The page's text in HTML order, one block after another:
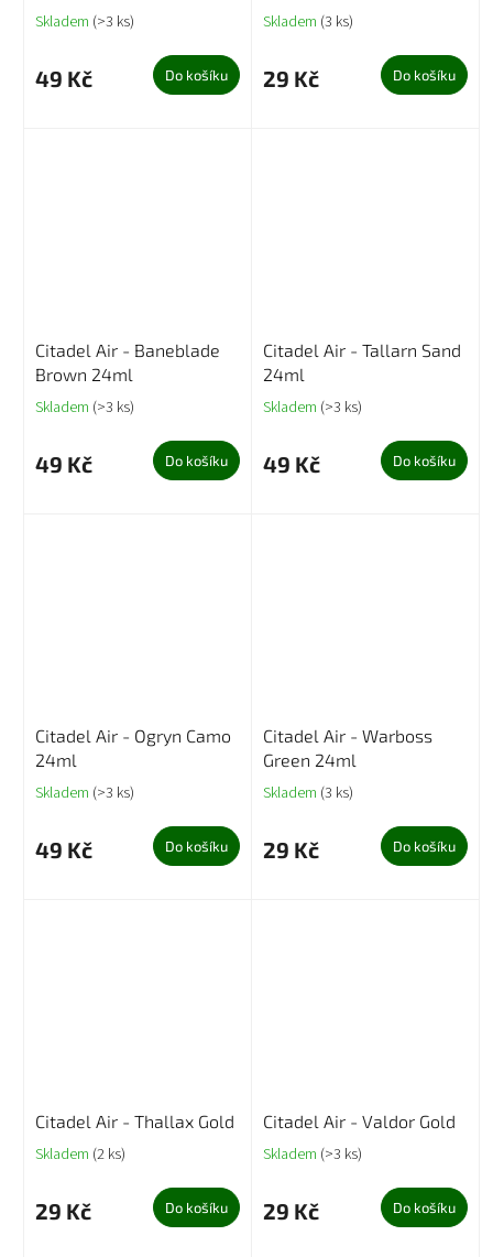
Skladem (>3 ks)
49 Kč Do košíku
Skladem (3 ks)
29 Kč Do košíku
Citadel Air - Baneblade
Brown 24ml
Skladem (>3 ks)
49 Kč Do košíku
Citadel Air - Tallarn Sand
24ml
Skladem (>3 ks)
49 Kč Do košíku
Citadel Air - Ogryn Camo
24ml
Skladem (>3 ks)
49 Kč Do košíku
Citadel Air - Warboss
Green 24ml
Skladem (3 ks)
29 Kč Do košíku
Citadel Air - Thallax Gold
Skladem (2 ks)
29 Kč Do košíku
Citadel Air - Valdor Gold
Skladem (>3 ks)
29 Kč Do košíku